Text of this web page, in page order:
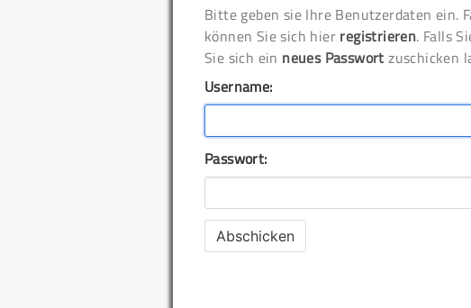
Bitte geben sie Ihre Benutzerdaten ein.
können Sie sich hier registrieren. Falls
Sie sich ein neues Passwort zuschicken
Username:
Passwort: